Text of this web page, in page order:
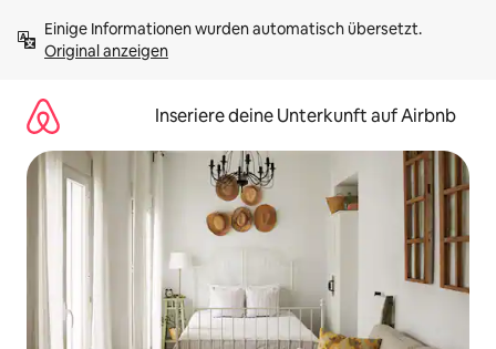
Inhalten
springenOriginal anzeigen
Inseriere deine Unterkunft auf Airbnb